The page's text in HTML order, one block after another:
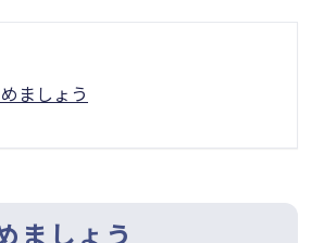
ましょう
ましょう